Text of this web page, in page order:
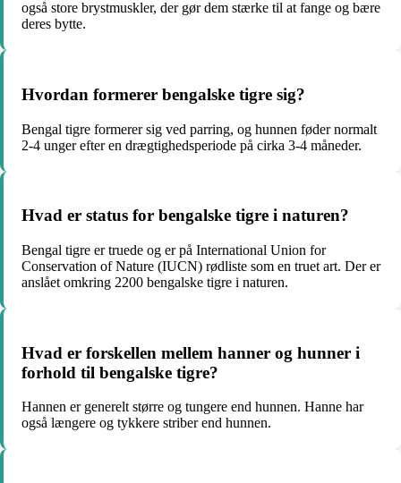
også store brystmuskler, der gør dem stærke til at fange og bære
deres bytte.
Hvordan formerer bengalske tigre sig?
Bengal tigre formerer sig ved parring, og hunnen føder normalt
2-4 unger efter en drægtighedsperiode på cirka 3-4 måneder.
Hvad er status for bengalske tigre i naturen?
Bengal tigre er truede og er på International Union for
Conservation of Nature (IUCN) rødliste som en truet art. Der er
anslået omkring 2200 bengalske tigre i naturen.
Hvad er forskellen mellem hanner og hunner i
forhold til bengalske tigre?
Hannen er generelt større og tungere end hunnen. Hanne har
også længere og tykkere striber end hunnen.